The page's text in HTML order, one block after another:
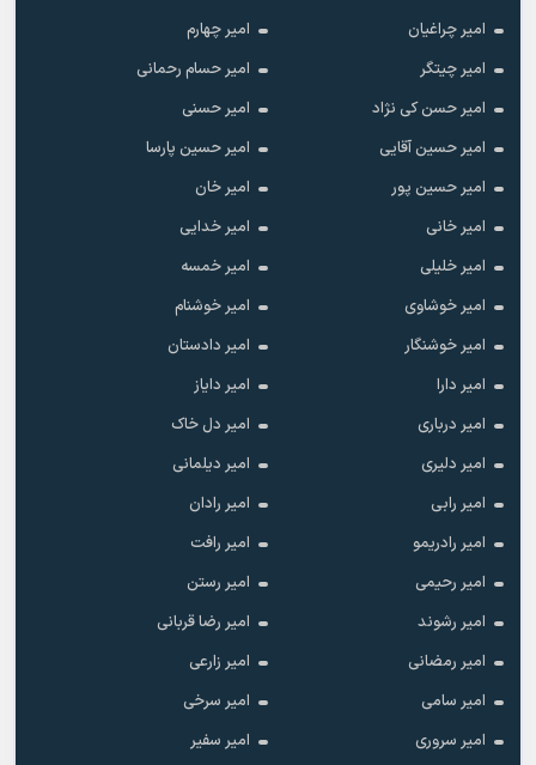
امیر چراغیان
امیر چهارم
امیر چیتگر
امیر حسام رحمانی
امیر حسن کی نژاد
امیر حسنی
امیر حسین آقایی
امیر حسین پارسا
امیر حسین پور
امیر خان
امیر خانی
امیر خدایی
امیر خلیلی
امیر خمسه
امیر خوشاوی
امیر خوشنام
امیر خوشنگار
امیر دادستان
امیر دارا
امیر دایاز
امیر درباری
امیر دل خاک
امیر دلیری
امیر دیلمانی
امیر رابی
امیر رادان
امیر رادریمو
امیر رافت
امیر رحیمی
امیر رستن
امیر رشوند
امیر رضا قربانی
امیر رمضانی
امیر زارعی
امیر سامی
امیر سرخی
امیر سروری
امیر سفیر